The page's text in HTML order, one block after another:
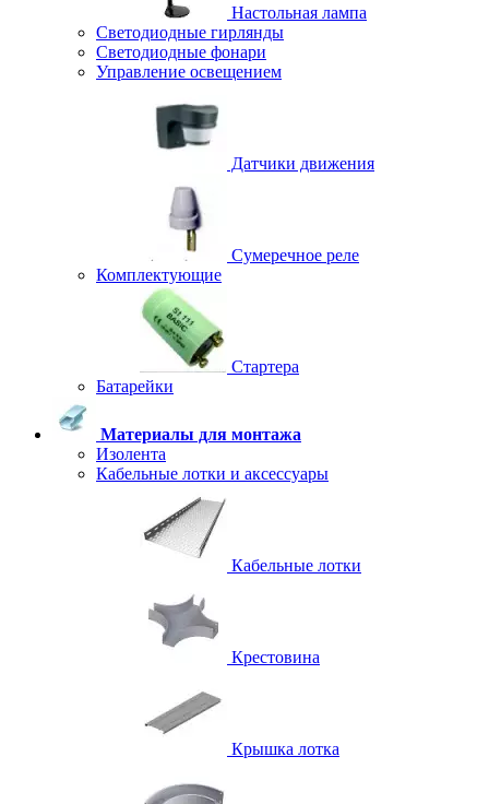
Настольная лампа
Светодиодные гирлянды
Светодиодные фонари
Управление освещением
Датчики движения
Сумеречное реле
Комплектующие
Стартера
Батарейки
Материалы для монтажа
Изолента
Кабельные лотки и аксессуары
Кабельные лотки
Крестовина
Крышка лотка